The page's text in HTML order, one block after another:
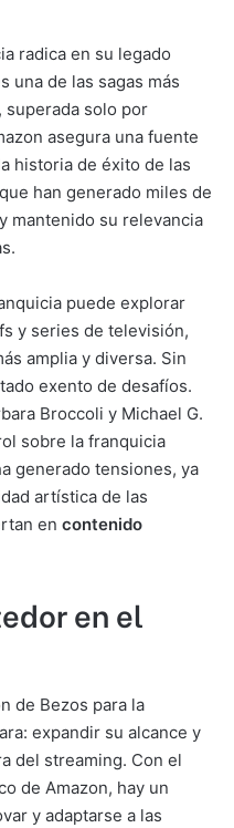
radica en su legado
una de las sagas más
superada solo por
asegura una fuente
historia de éxito de las
han generado miles de
mantenido su relevancia
puede explorar
y series de televisión,
amplia y diversa. Sin
exento de desafíos.
Broccoli y Michael G.
sobre la franquicia
generado tensiones, ya
artística de las
en contenido
en el
de Bezos para la
expandir su alcance y
del streaming. Con el
de Amazon, hay un
y adaptarse a las